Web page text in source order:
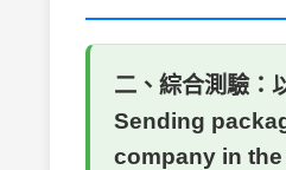
二、綜合測驗：
Sending
company in